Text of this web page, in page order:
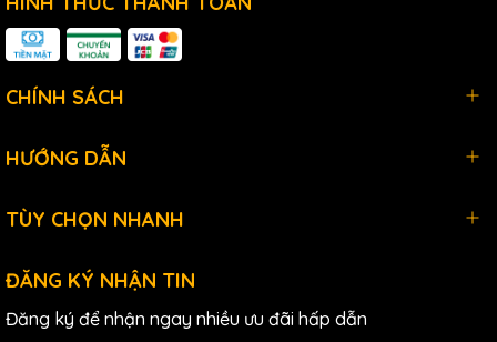
CHÍNH SÁCH
HƯỚNG DẪN
TÙY CHỌN NHANH
ĐĂNG KÝ NHẬN TIN
Đăng ký để nhận ngay nhiều ưu đãi hấp dẫn